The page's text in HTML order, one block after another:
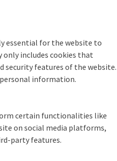
essential for the website to
includes cookies that
security features of the website.
information.
certain functionalities like
on social media platforms,
party features.